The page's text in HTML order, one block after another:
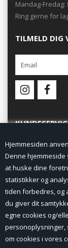
Denne
at huske dine
statistikker og
tiden forbedres, og
du giver dit
egne cookies og/
personoplysninger,
om cookies i vores
Mandag-Fredag:
Ring gerne for
TILMELD DIG
Forside
Min Konto
Nyheder
Vilkår og
Profil